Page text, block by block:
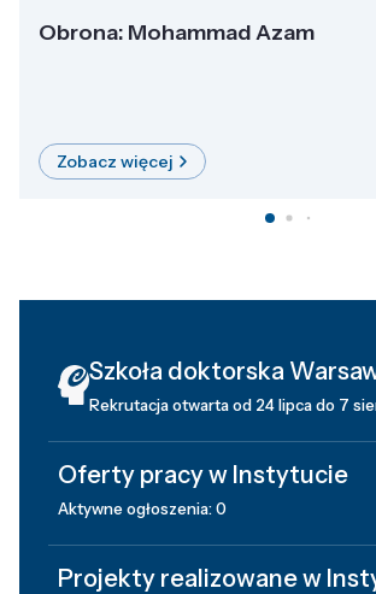
Obrona: Mohammad Azam
Zobacz więcej
Szkoła doktorska
Rekrutacja otwarta od 24 lipca do 7
Oferty pracy w Instytucie
Aktywne ogłoszenia: 0
Projekty realizowane w